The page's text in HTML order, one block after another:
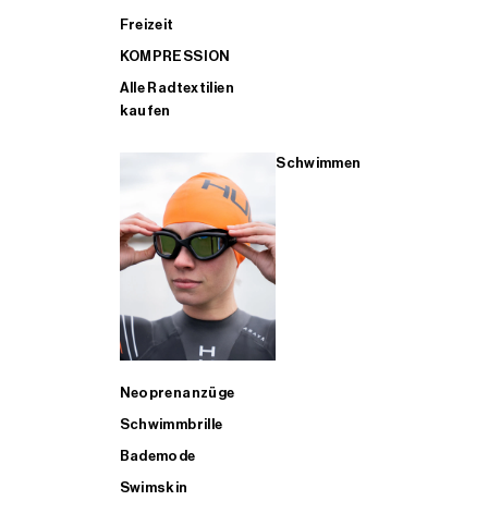
Freizeit
KOMPRESSION
Alle Radtextilien
kaufen
Schwimmen
Neoprenanzüge
Schwimmbrille
Bademode
Swimskin